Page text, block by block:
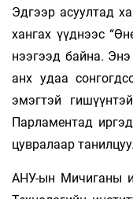
Эдгээр асуултад
хангах үүднээс
нээгээд байна.
анх удаа
эмэгтэй
Парламентад
цувралаар
АНУ-ын Мичиганы